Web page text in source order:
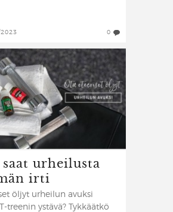
0
urheilusta
irti
öljyt urheilun avuksi
treenin ystävä? Tykkäätkö